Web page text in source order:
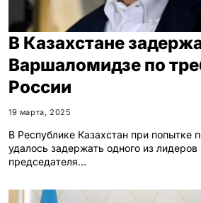
В Казахстане
Варшаломидзе по
России
19 марта, 2025
В Республике Казахстан при попытке
удалось задержать одного из
председателя…